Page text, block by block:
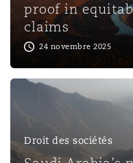
proof in
claims
24 novembre 2025
Droit des sociétés